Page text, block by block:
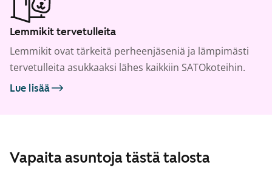
Lemmikit tervetulleita
Lemmikit ovat tärkeitä perheenjäseniä ja lämpimästi
tervetulleita asukkaaksi lähes kaikkiin SATOkoteihin.
Lue lisää
Vapaita asuntoja tästä talosta
/29